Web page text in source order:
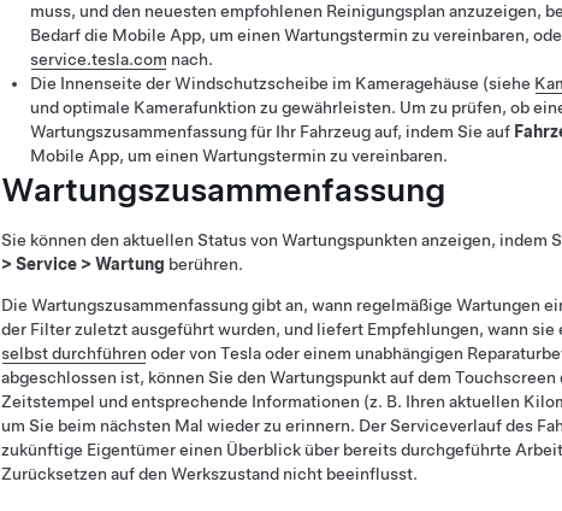
muss, und den neuesten empfohlenen Reinigungsplan anzuzeigen,
Bedarf die Mobile App, um einen Wartungstermin zu vereinbaren,
service.tesla.com nach.
Die Innenseite der Windschutzscheibe im Kameragehäuse (siehe
und optimale Kamerafunktion zu gewährleisten. Um zu prüfen, ob
Wartungszusammenfassung für Ihr Fahrzeug auf, indem Sie auf
Mobile App, um einen Wartungstermin zu vereinbaren.
Wartungszusammenfassung
Sie können den aktuellen Status von Wartungspunkten anzeigen, indem
> Service > Wartung berühren.
Die Wartungszusammenfassung gibt an, wann regelmäßige Wartungen
der Filter zuletzt ausgeführt wurden, und liefert Empfehlungen, wann
selbst durchführen oder von Tesla oder einem unabhängigen
abgeschlossen ist, können Sie den Wartungspunkt auf dem Touchscreen
Zeitstempel und entsprechende Informationen (z. B. Ihren aktuellen
um Sie beim nächsten Mal wieder zu erinnern. Der Serviceverlauf des
zukünftige Eigentümer einen Überblick über bereits durchgeführte
Zurücksetzen auf den Werkszustand nicht beeinflusst.